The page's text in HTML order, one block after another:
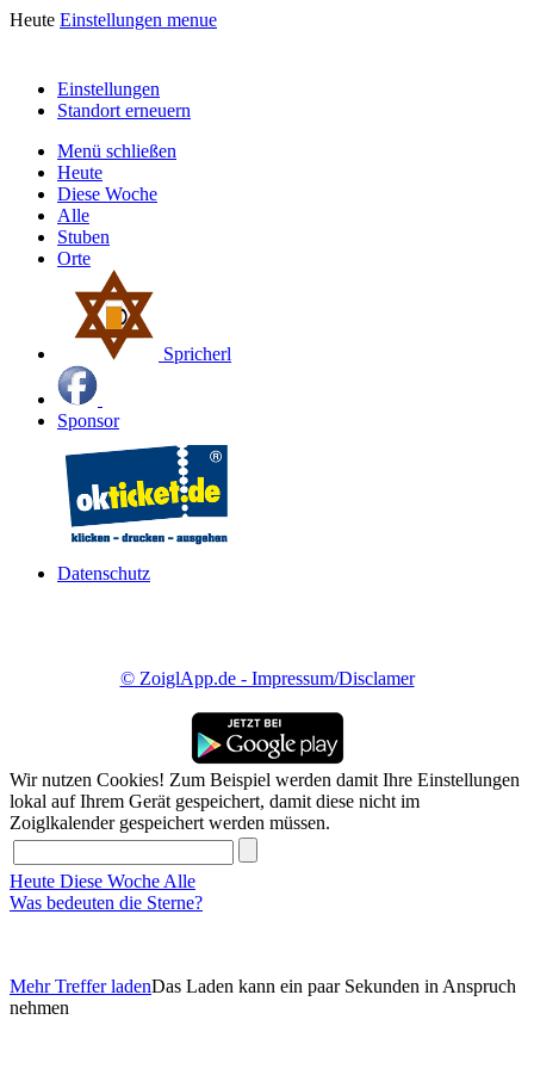
Heute Einstellungen menue
Einstellungen
Standort erneuern
Menü schließen
Heute
Diese Woche
Alle
Stuben
Orte
Spricherl
Sponsor
Datenschutz
© ZoiglApp.de - Impressum/Disclamer
Wir nutzen Cookies! Zum Beispiel werden damit Ihre Einstellungen
lokal auf Ihrem Gerät gespeichert, damit diese nicht im
Zoiglkalender gespeichert werden müssen.
Heute Diese Woche Alle
Was bedeuten die Sterne?
Mehr Treffer ladenDas Laden kann ein paar Sekunden in Anspruch
nehmen